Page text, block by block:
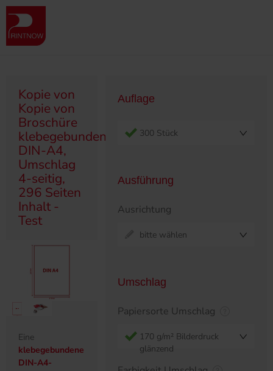
Produktübersicht
Kopie von Kopie von Broschüre klebegebunden, DIN-A4, Umschlag 4-
seitig, 296 Seiten Inhalt - Test
Kopie von
Kopie von
Broschüre
klebegebunden,
DIN-A4,
Umschlag
4-seitig,
296 Seiten
Inhalt -
Test
Eine
klebegebundene
DIN-A4-
Auflage
300 Stück
Ausführung
Ausrichtung
bitte wählen
Umschlag
Papiersorte Umschlag
170 g/m² Bilderdruck
glänzend